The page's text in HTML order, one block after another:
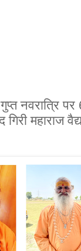
नवरात्रि
महाराज